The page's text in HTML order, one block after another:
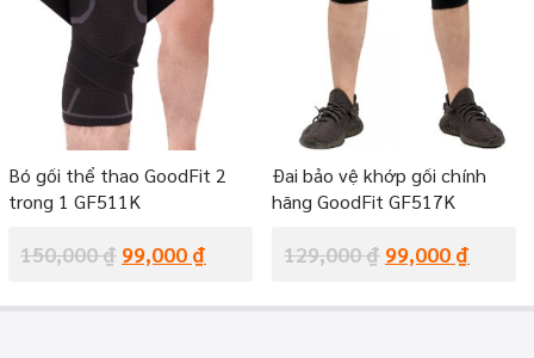
Bó gối thể thao GoodFit 2
trong 1 GF511K
150,000₫ 99,000 ₫
Đai bảo vệ khớp gối chính
hãng GoodFit GF517K
129,000₫ 99,000 ₫